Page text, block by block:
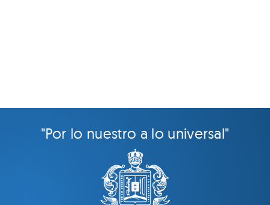
"Por lo nuestro a lo universal"